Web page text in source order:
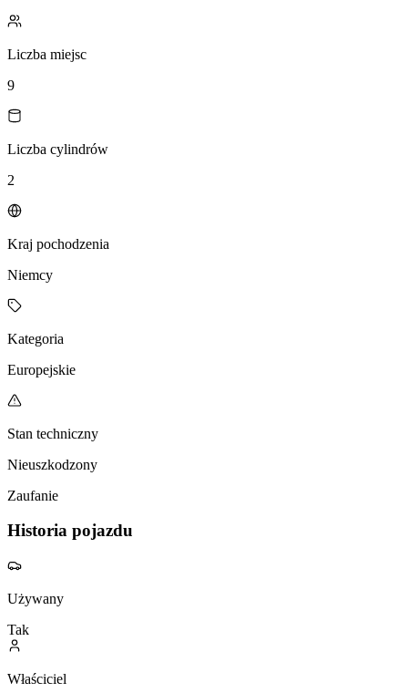
Liczba miejsc
9
Liczba cylindrów
2
Kraj pochodzenia
Niemcy
Kategoria
Europejskie
Stan techniczny
Nieuszkodzony
Zaufanie
Historia pojazdu
Używany
Tak
Właściciel